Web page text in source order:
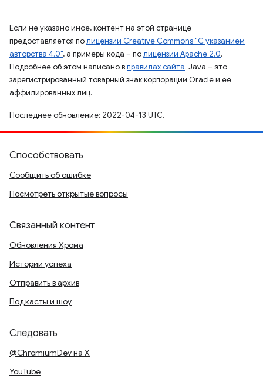
Если не указано иное, контент на этой странице
предоставляется полицензии Creative Commons "С указанием
авторства 4.0", а примеры кода – полицензии Apache 2.0.
Подробнее об этом написано вправилах сайта. Java – это
зарегистрированный товарный знак корпорации Oracle и ее
аффилированных лиц.
Последнее обновление: 2022-04-13 UTC.
Способствовать
Сообщить об ошибке
Посмотреть открытые вопросы
Связанный контент
Обновления Хрома
Истории успеха
Отправить в архив
Подкасты и шоу
Следовать
@ChromiumDev на X
YouTube